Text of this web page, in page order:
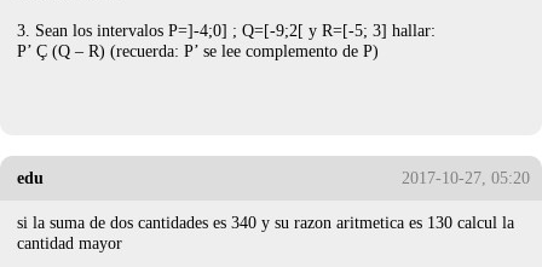
3. Sean los intervalos P=]-4;0] ; Q=[-9;2[ y R=[-5; 3] hallar:
P’ Ç (Q – R) (recuerda: P’ se lee complemento de P)
edu 2017-10-27, 05:20
si la suma de dos cantidades es 340 y su razon aritmetica es 130 calcul la
cantidad mayor